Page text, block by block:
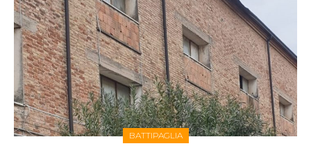
BATTIPAGLIA